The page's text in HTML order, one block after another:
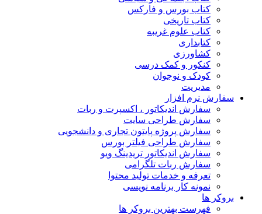
کتاب بورس و فارکس
کتاب تاریخی
کتاب علوم غریبه
کتابداری
کشاورزی
کنکور و کمک‌ درسی
کودک و نوجوان
مدیریت
سفارش نرم افزار
سفارش اندیکاتور ، اکسپرت و ربات
سفارش طراحی سایت
سفارش پروژه پایتون تجاری و دانشجویی
سفارش طراحی فیلتر بورس
سفارش اندیکاتور تریدینگ ویو
سفارش ربات تلگرامی
تعرفه و خدمات تولید محتوا
نمونه کار برنامه نویسی
بروکر ها
فهرست بهترین بروکر ها